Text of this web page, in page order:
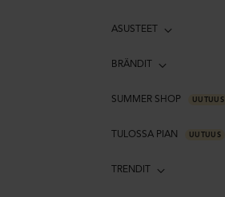
ASUSTEET
BRÄNDIT
SUMMER SHOP UUTUUS
TULOSSA PIAN UUTUUS
TRENDIT